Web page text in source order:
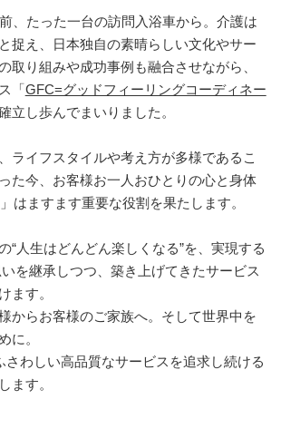
、たった一台の訪問入浴車から。介護は
捉え、日本独自の素晴らしい文化やサー
取り組みや成功事例も融合させながら、
「GFC=グッドフィーリングコーディネー
立し歩んでまいりました。
ライフスタイルや考え方が多様であるこ
た今、お客様お一人おひとりの心と身体
はますます重要な役割を果たします。
“人生はどんどん楽しくなる”を、実現する
を継承しつつ、築き上げてきたサービス
ます。
からお客様のご家族へ。そして世界中を
に。
さわしい高品質なサービスを追求し続ける
ます。